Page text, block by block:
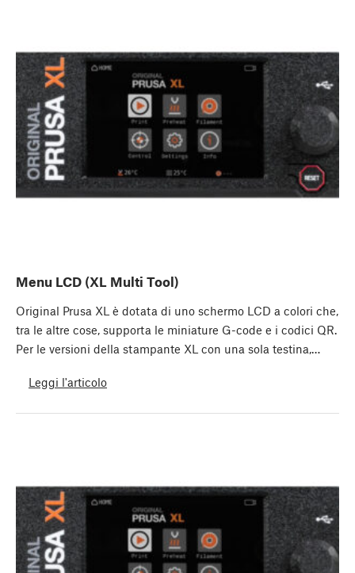
Menu LCD (XL Multi Tool)
Original Prusa XL è dotata di uno schermo LCD a colori che,
tra le altre cose, supporta le miniature G-code e i codici QR.
Per le versioni della stampante XL con una sola testina,…
Leggi l'articolo